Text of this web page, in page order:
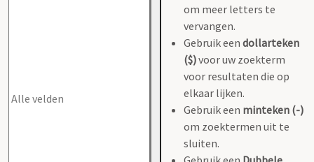
om meer letters te
vervangen.
Gebruik een dollarteken
($)voor uw zoekterm
voor resultaten die op
elkaar lijken.
Gebruik een minteken (-)
om zoektermen uit te
sluiten.